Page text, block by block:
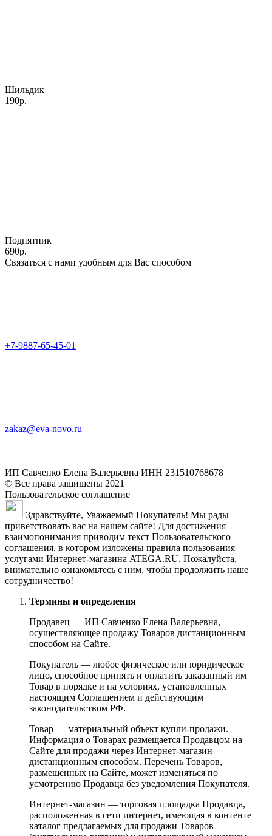
Шильдик
190р.
Подпятник
690р.
Связаться с нами удобным для Вас способом
+7-9887-65-45-01
zakaz@eva-novo.ru
ИП Савченко Елена Валерьевна ИНН 231510768678
© Все права защищены 2021
Пользовательское соглашение
Здравствуйте, Уважаемый Покупатель! Мы рады
приветствовать вас на нашем сайте! Для достижения
взаимопонимания приводим текст Пользовательского
соглашения, в котором изложены правила пользования
услугами Интернет-магазина ATEGA.RU. Пожалуйста,
внимательно ознакомьтесь с ним, чтобы продолжить наше
сотрудничество!
Термины и определения
Продавец — ИП Савченко Елена Валерьевна,
осуществляющее продажу Товаров дистанционным
способом на Сайте.
Покупатель — любое физическое или юридическое
лицо, способное принять и оплатить заказанный им
Товар в порядке и на условиях, установленных
настоящим Соглашением и действующим
законодательством РФ.
Товар — материальный объект купли-продажи.
Информация о Товарах размещается Продавцом на
Сайте для продажи через Интернет-магазин
дистанционным способом. Перечень Товаров,
размещенных на Сайте, может изменяться по
усмотрению Продавца без уведомления Покупателя.
Интернет-магазин — торговая площадка Продавца,
расположенная в сети интернет, имеющая в контенте
каталог предлагаемых для продажи Товаров